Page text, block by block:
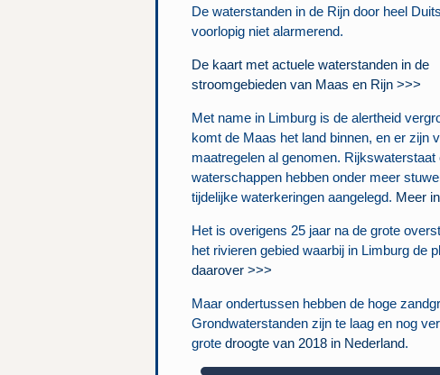
De waterstanden in de Rijn door heel
voorlopig niet alarmerend.
De kaart met actuele waterstanden in de
stroomgebieden van Maas en Rijn >>>
Met name in Limburg is de alertheid
komt de Maas het land binnen, en er zijn
maatregelen al genomen. Rijkswaterstaat
waterschappen hebben onder meer
tijdelijke waterkeringen aangelegd. Meer
Het is overigens 25 jaar na de grote
het rivieren gebied waarbij in Limburg de
daarover >>>
Maar ondertussen hebben de hoge
Grondwaterstanden zijn te laag en nog
grotedroogte van 2018 in Nederland.